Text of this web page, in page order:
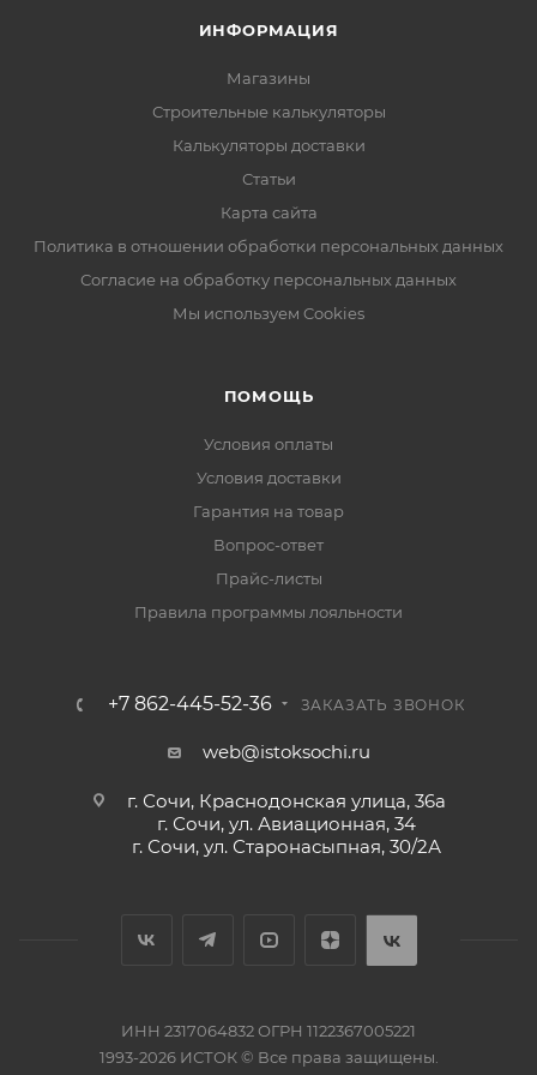
ИНФОРМАЦИЯ
Магазины
Строительные калькуляторы
Калькуляторы доставки
Статьи
Карта сайта
Политика в отношении обработки персональных данных
Согласие на обработку персональных данных
Мы используем Cookies
ПОМОЩЬ
Условия оплаты
Условия доставки
Гарантия на товар
Вопрос-ответ
Прайс-листы
Правила программы лояльности
+7 862-445-52-36 ЗАКАЗАТЬ ЗВОНОК
web@istoksochi.ru
г. Сочи, Краснодонская улица, 36а
г. Сочи, ул. Авиационная, 34
г. Сочи, ул. Старонасыпная, 30/2А
ИНН 2317064832 ОГРН 1122367005221
1993-2026 ИСТОК © Все права защищены.